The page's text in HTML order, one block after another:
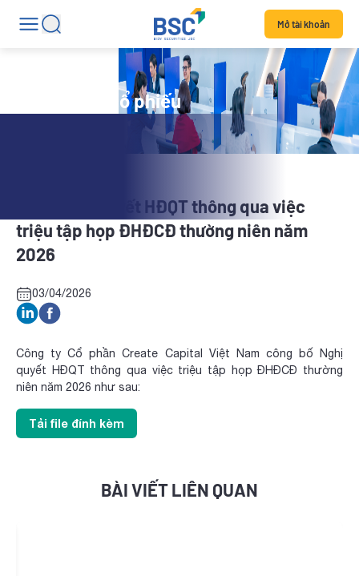
Mở tài khoản
Tin tức mã cổ phiếu
CRC: Nghị quyết HĐQT thông qua việc
triệu tập họp ĐHĐCĐ thường niên năm
2026
03/04/2026
Công ty Cổ phần Create Capital Việt Nam công bố Nghị
quyết HĐQT thông qua việc triệu tập họp ĐHĐCĐ thường
niên năm 2026 như sau:
Tải file đính kèm
BÀI VIẾT LIÊN QUAN